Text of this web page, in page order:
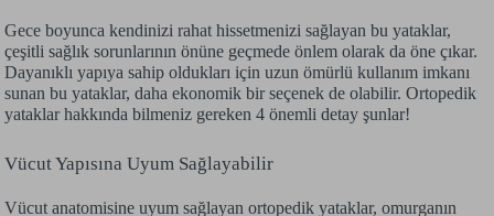
Gece boyunca kendinizi rahat hissetmenizi sağlayan bu yataklar,
çeşitli sağlık sorunlarının önüne geçmede önlem olarak da öne çıkar.
Dayanıklı yapıya sahip oldukları için uzun ömürlü kullanım imkanı
sunan bu yataklar, daha ekonomik bir seçenek de olabilir. Ortopedik
yataklar hakkında bilmeniz gereken 4 önemli detay şunlar!
Vücut Yapısına Uyum Sağlayabilir
Vücut anatomisine uyum sağlayan ortopedik yataklar, omurganın